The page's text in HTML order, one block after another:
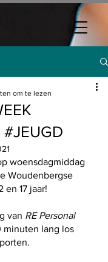
om te lezen
woensdagmiddag
Woudenbergse
en 17 jaar!
van RE Personal
lang los